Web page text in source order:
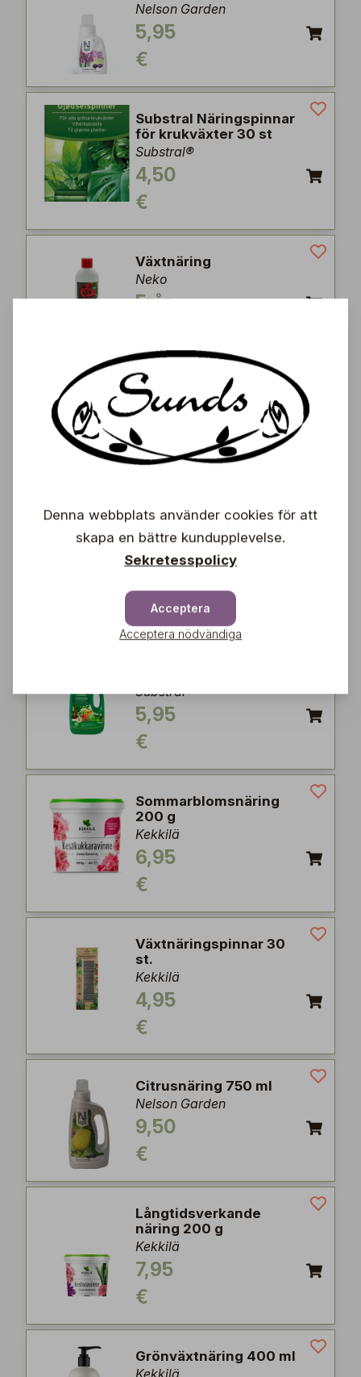
Nelson Garden
5,95
€
Substral Näringspinnar
för krukväxter 30 st
Substral®
4,50
€
Växtnäring
Neko
Från
Orkidénäring Eko 400
ml
7,95
€
Chilinäring 250 ml
Nelson Garden
5,95
Substral®
5,95
€
Sommarblomsnäring
200 g
Kekkilä
6,95
€
Växtnäringspinnar 30
st.
Kekkilä
4,95
€
Citrusnäring 750 ml
Nelson Garden
9,50
€
Långtidsverkande
näring 200 g
Kekkilä
7,95
€
Grönväxtnäring 400 ml
Kekkilä
Denna webbplats använder cookies för att
skapa en bättre kundupplevelse.
Sekretesspolicy
Acceptera
Acceptera nödvändiga